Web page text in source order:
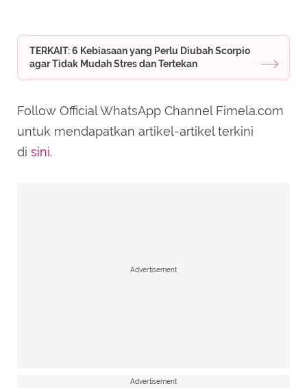
TERKAIT: 6 Kebiasaan yang Perlu Diubah Scorpio
agar Tidak Mudah Stres dan Tertekan
Follow Official WhatsApp Channel Fimela.com
untuk mendapatkan artikel-artikel terkini
di sini.
Advertisement
Advertisement